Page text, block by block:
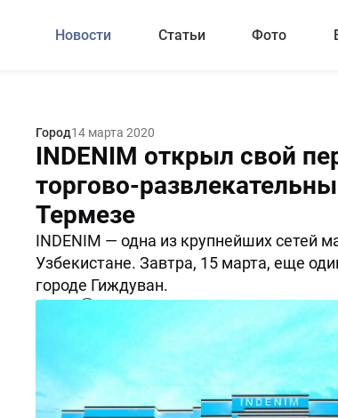
Новости Статьи Фото
Город14 марта 2020
INDENIM открыл свой
торгово-
Термезе
INDENIM — одна из крупнейших сетей
Узбекистане. Завтра, 15 марта, еще
городе Гиждуван.